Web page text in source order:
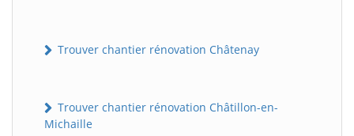
Trouver chantier rénovation Châtenay
Trouver chantier rénovation Châtillon-en-
Michaille